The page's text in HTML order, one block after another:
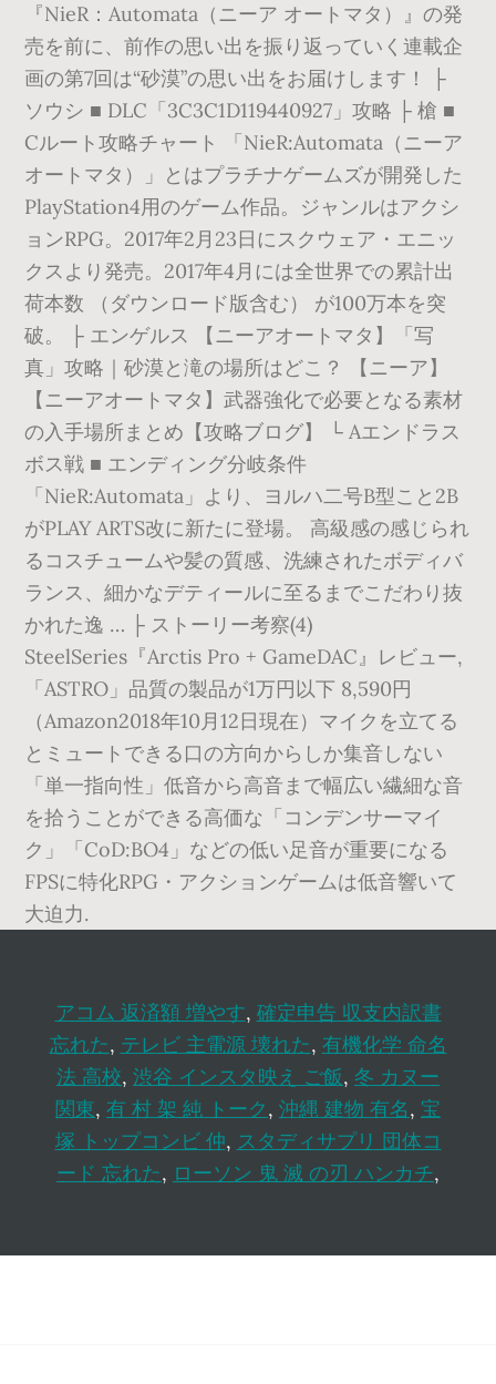
『NieR：Automata（ニーア オートマタ）』の発
売を前に、前作の思い出を振り返っていく連載企
画の第7回は“砂漠”の思い出をお届けします！ ├
ソウシ ■ DLC「3C3C1D119440927」攻略 ├ 槍 ■
Cルート攻略チャート 「NieR:Automata（ニーア
オートマタ）」とはプラチナゲームズが開発した
PlayStation4用のゲーム作品。ジャンルはアクシ
ョンRPG。2017年2月23日にスクウェア・エニッ
クスより発売。2017年4月には全世界での累計出
荷本数 （ダウンロード版含む） が100万本を突
破。 ├ エンゲルス 【ニーアオートマタ】「写
真」攻略｜砂漠と滝の場所はどこ？ 【ニーア】
【ニーアオートマタ】武器強化で必要となる素材
の入手場所まとめ【攻略ブログ】 └ Aエンドラス
ボス戦 ■ エンディング分岐条件
「NieR:Automata」より、ヨルハ二号B型こと2B
がPLAY ARTS改に新たに登場。 高級感の感じられ
るコスチュームや髪の質感、洗練されたボディバ
ランス、細かなデティールに至るまでこだわり抜
かれた逸 … ├ ストーリー考察(4)
SteelSeries『Arctis Pro + GameDAC』レビュー,
「ASTRO」品質の製品が1万円以下 8,590円
（Amazon2018年10月12日現在）マイクを立てる
とミュートできる口の方向からしか集音しない
「単一指向性」低音から高音まで幅広い繊細な音
を拾うことができる高価な「コンデンサーマイ
ク」「CoD:BO4」などの低い足音が重要になる
FPSに特化RPG・アクションゲームは低音響いて
大迫力.
アコム 返済額 増やす, 確定申告 収支内訳書
忘れた, テレビ 主電源 壊れた, 有機化学 命名
法 高校, 渋谷 インスタ映え ご飯, 冬 カヌー
関東, 有 村 架 純 トーク, 沖縄 建物 有名, 宝
塚 トップコンビ 仲, スタディサプリ 団体コ
ード 忘れた, ローソン 鬼 滅 の刃 ハンカチ,